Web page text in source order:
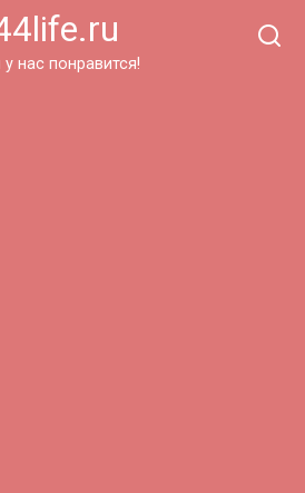
у нас понравится!